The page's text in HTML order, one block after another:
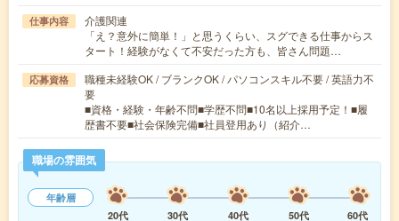
仕事内容
介護関連
「え？意外に簡単！」と思うくらい、スグできる仕事からス
タート！経験がなくて不安だった方も、皆さん問題…
応募資格
職種未経験OK / ブランクOK / パソコンスキル不要 / 英語力不
要
■資格・経験・年齢不問■学歴不問■10名以上採用予定！■履
歴書不要■社会保険完備■社員登用あり（紹介…
職場の雰囲気
年齢層
20代
30代 40代 50代
60代